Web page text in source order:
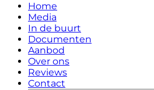
Home
Media
In de buurt
Documenten
Aanbod
Over ons
Reviews
Contact